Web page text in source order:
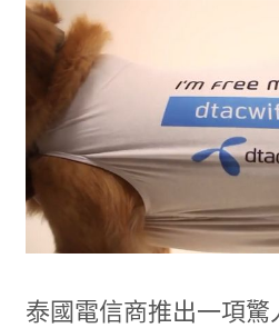
泰國電信商推出一項